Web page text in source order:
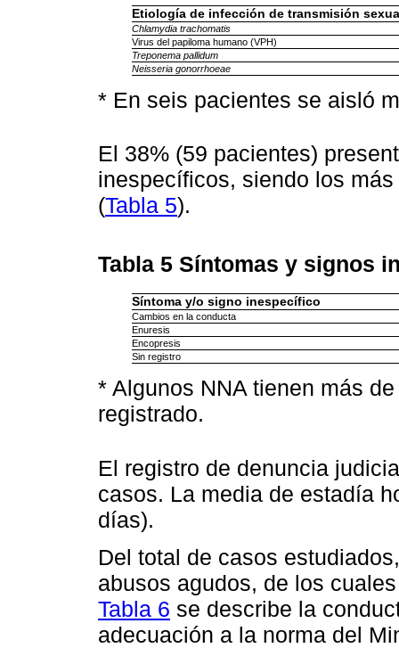
Etiología de infección de transmisión
Chlamydia trachomatis
Virus del papiloma humano (VPH)
Treponema pallidum
Neisseria gonorrhoeae
* En seis pacientes se aisló
El 38% (59 pacientes)
inespecíficos, siendo los
(Tabla 5).
Tabla 5 Síntomas y signos
Síntoma y/o signo inespecífico
Cambios en la conducta
Enuresis
Encopresis
Sin registro
* Algunos NNA tienen más
registrado.
El registro de denuncia
casos. La media de estadía
días).
Del total de casos
abusos agudos, de los
Tabla 6 se describe la
adecuación a la norma del